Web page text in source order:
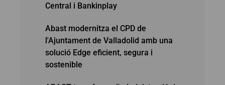
Central i Bankinplay
Abast modernitza el CPD de
l'Ajuntament de Valladolid amb una
solució Edge eficient, segura i
sostenible